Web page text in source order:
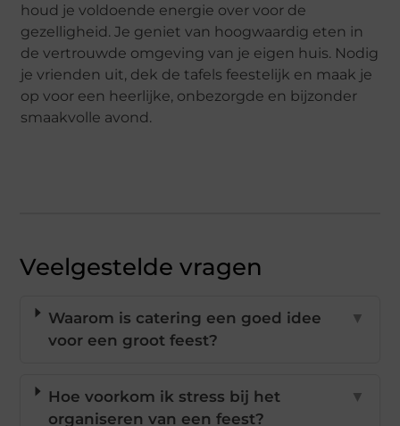
houd je voldoende energie over voor de
gezelligheid. Je geniet van hoogwaardig eten in
de vertrouwde omgeving van je eigen huis. Nodig
je vrienden uit, dek de tafels feestelijk en maak je
op voor een heerlijke, onbezorgde en bijzonder
smaakvolle avond.
Veelgestelde vragen
Waarom is catering een goed idee
voor een groot feest?
▼
Hoe voorkom ik stress bij het
organiseren van een feest?
▼